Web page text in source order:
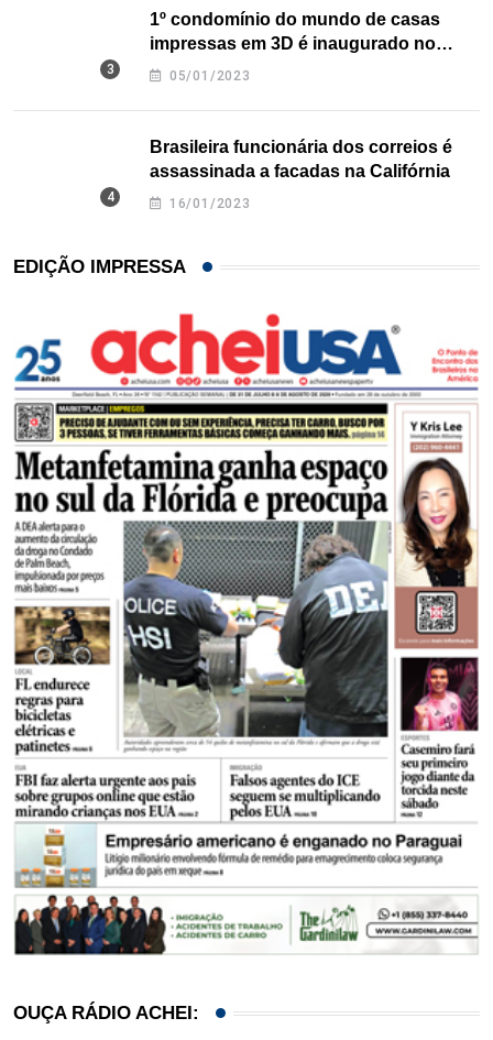
1º condomínio do mundo de casas
impressas em 3D é inaugurado no
Texas
05/01/2023
Brasileira funcionária dos correios é
assassinada a facadas na Califórnia
16/01/2023
EDIÇÃO IMPRESSA
OUÇA RÁDIO ACHEI: